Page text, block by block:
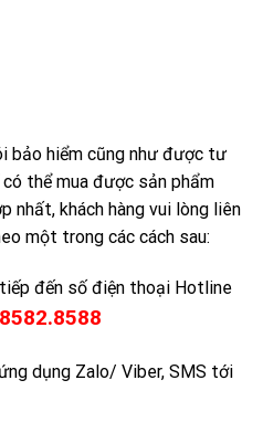
bảo hiểm cũng như được tư
thể mua được sản phẩm
nhất, khách hàng vui lòng liên
một trong các cách sau:
đến số điện thoại Hotline
dụng Zalo/ Viber, SMS tới